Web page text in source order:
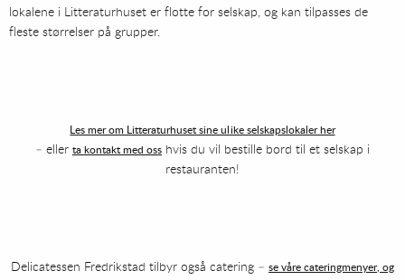
lokalene i Litteraturhuset er flotte for selskap, og kan tilpasses de
fleste størrelser på grupper.
Les mer om Litteraturhuset sine ulike selskapslokaler her
– eller ta kontakt med osshvis du vil bestille bord til et selskap i
restauranten!
Delicatessen Fredrikstad tilbyr også catering –se våre cateringmenyer, og